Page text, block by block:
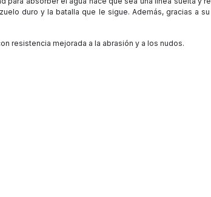
duro y la batalla que le sigue. Además, gracias a
resistencia mejorada a la abrasión y a los nudos.